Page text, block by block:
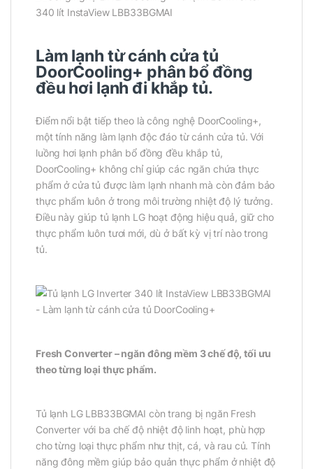
Làm lạnh từ cánh cửa tủ
DoorCooling+ phân bổ đồng
đều hơi lạnh đi khắp tủ.
Điểm nổi bật tiếp theo là công nghệ DoorCooling+,
một tính năng làm lạnh độc đáo từ cánh cửa tủ. Với
luồng hơi lạnh phân bổ đồng đều khắp tủ,
DoorCooling+ không chỉ giúp các ngăn chứa thực
phẩm ở cửa tủ được làm lạnh nhanh mà còn đảm bảo
thực phẩm luôn ở trong môi trường nhiệt độ lý tưởng.
Điều này giúp tủ lạnh LG hoạt động hiệu quả, giữ cho
thực phẩm luôn tươi mới, dù ở bất kỳ vị trí nào trong
tủ.
Fresh Converter – ngăn đông mềm 3 chế độ, tối ưu
theo từng loại thực phẩm.
Tủ lạnh LG LBB33BGMAI còn trang bị ngăn Fresh
Converter với ba chế độ nhiệt độ linh hoạt, phù hợp
cho từng loại thực phẩm như thịt, cá, và rau củ. Tính
năng đông mềm giúp bảo quản thực phẩm ở nhiệt độ